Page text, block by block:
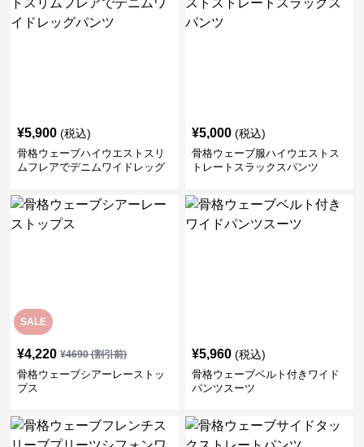
¥5,900 (税込)
骨格ウェーブハイウエストスリ
ムフレアでデニムワイドレッグ
¥5,000 (税込)
骨格ウェーブ服ハイウエストス
トレートスラックスパンツ
SALE
¥4,220 ¥4690(割引前)
骨格ウェーブシアーレーストッ
プス
¥5,960 (税込)
骨格ウェーブベルト付きワイド
パンツスーツ